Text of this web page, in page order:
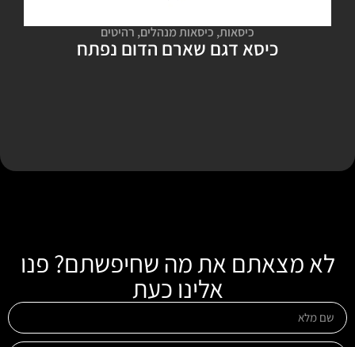
כיסאות,כיסאות מנהלים,רהיטים
כיסא דגם שארם הדום נפתח
לא מצאתם את מה שחיפשתם? פנו
אלינו כעת